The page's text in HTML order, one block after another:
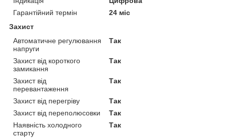
Гарантійний термін
24 міс
Захист
Автоматичне регулювання
напруги
Так
Захист від короткого
замикання
Так
Захист від
перевантаження
Так
Захист від перегріву
Так
Захист від переполюсовки
Так
Наявність холодного
старту
Так